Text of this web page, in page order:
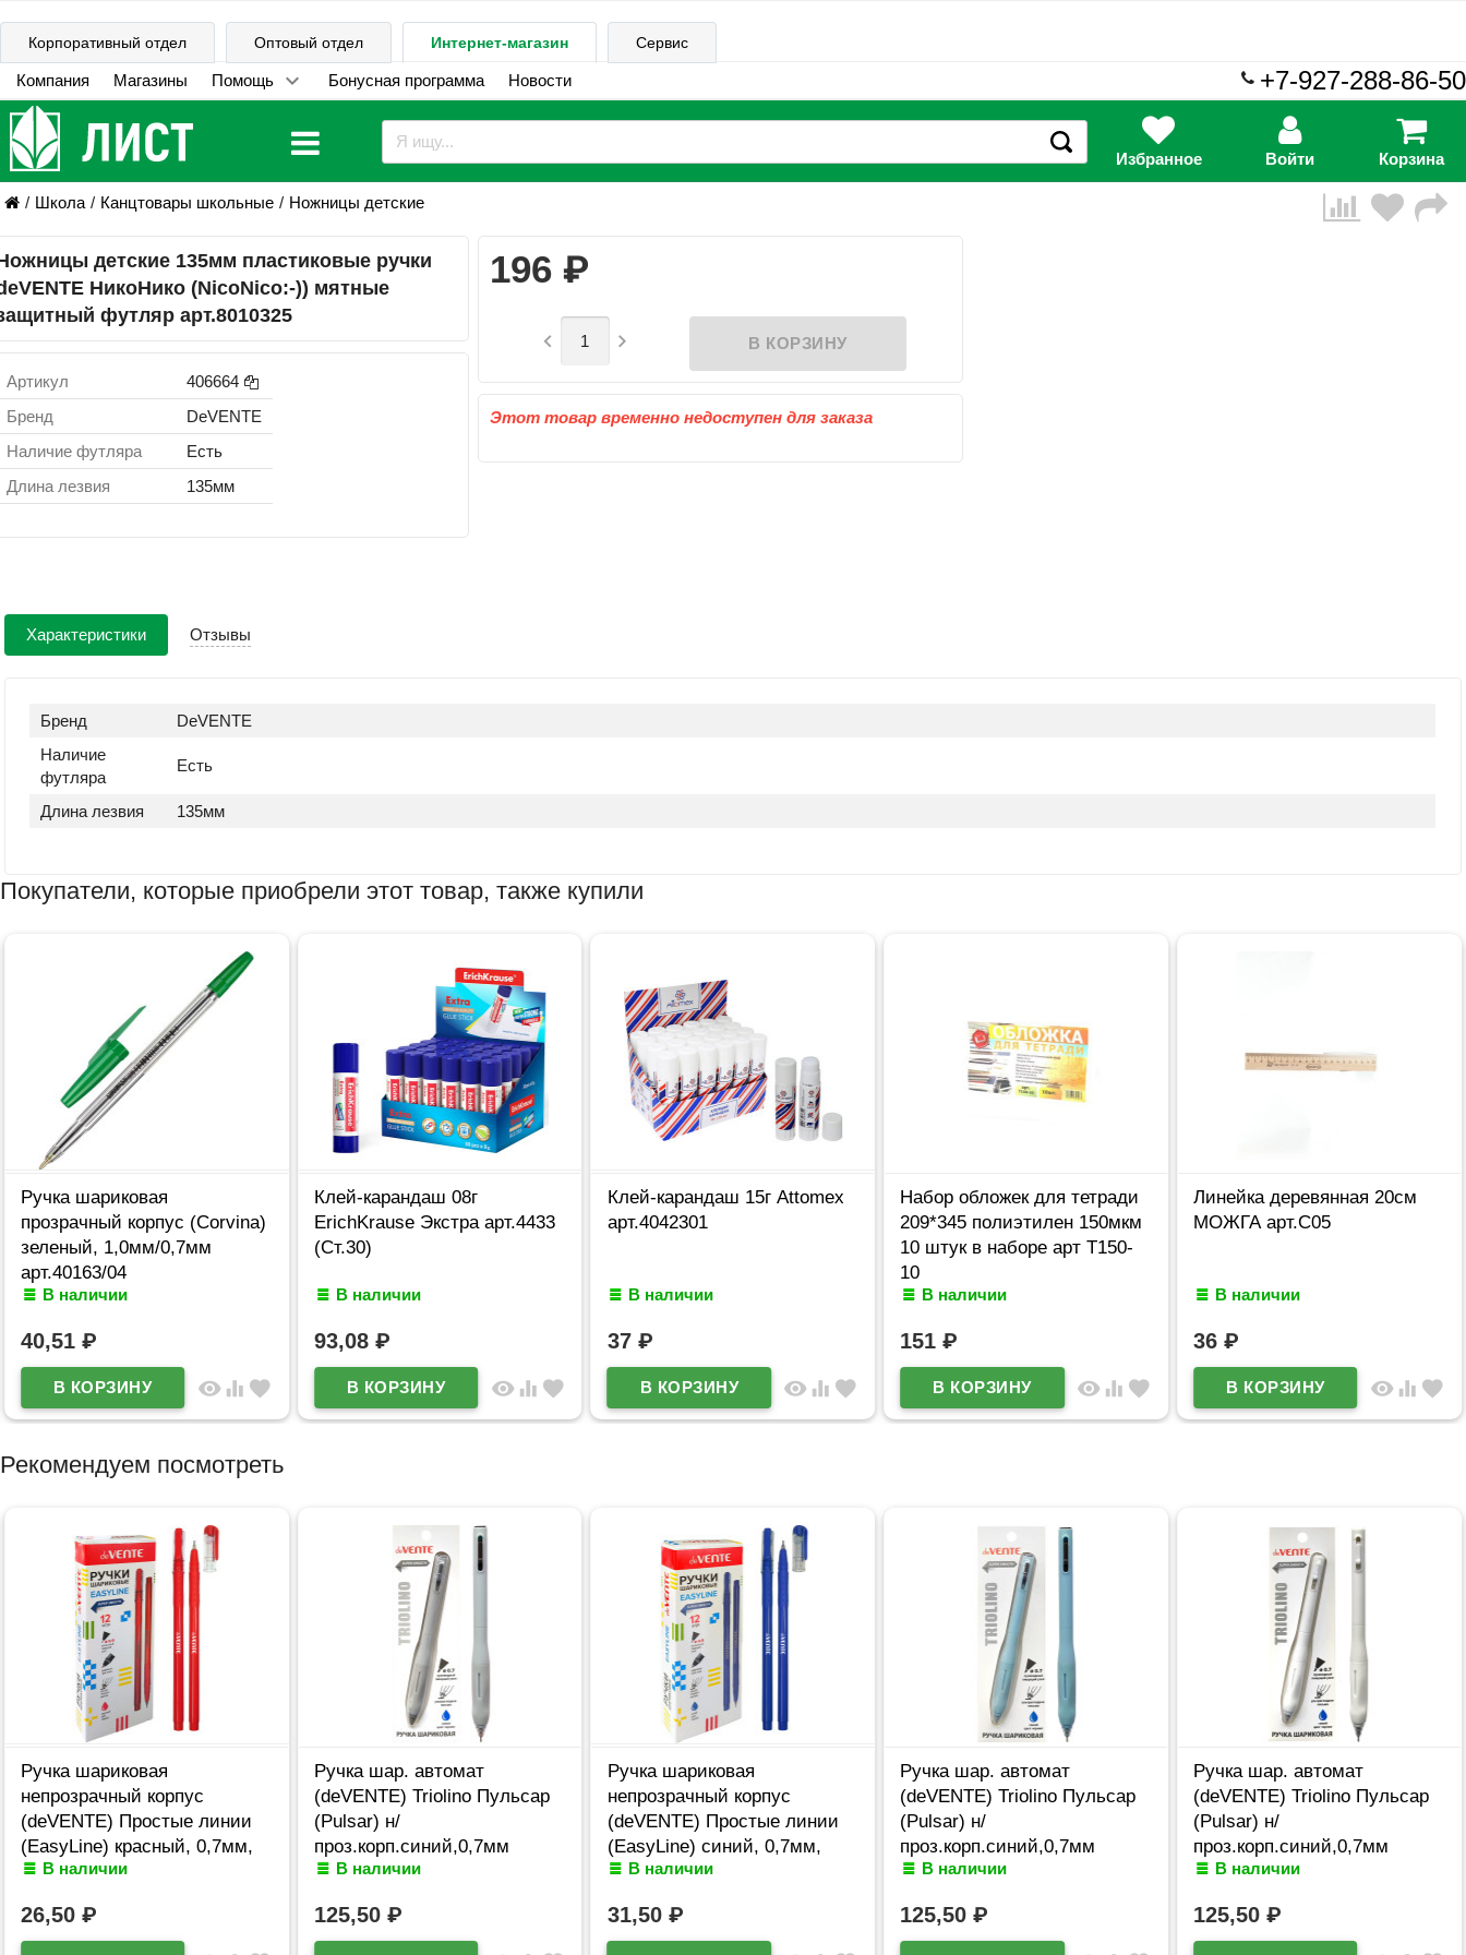
Корпоративный отдел Оптовый отдел Интернет-магазин Сервис
Компания Магазины Помощь Бонусная программа Новости +7-927-288-86-50
Избранное Войти Корзина
Школа Канцтовары школьные Ножницы детские
детские 135мм пластиковые ручки
НикоНико (NicoNico:-)) мятные
футляр арт.8010325
Артикул
406664
Бренд
DeVENTE
Наличие футляра
Есть
Длина лезвия
135мм
196 ₽
 
Этот товар временно недоступен для заказа
Характеристики Отзывы
Бренд
DeVENTE
Наличие
футляра
Есть
Длина лезвия 135мм
Покупатели, которые приобрели этот товар, также купили
Ручка шариковая
прозрачный корпус (Corvina)
зеленый, 1,0мм/0,7мм
арт.40163/04
В наличии
40,51 ₽
visibility equalizer favorite
Клей-карандаш 08г
ErichKrause Экстра арт.4433
(Ст.30)
В наличии
93,08 ₽
visibility equalizer favorite
Клей-карандаш 15г Attomex
арт.4042301
В наличии
37 ₽
visibility equalizer favorite
Набор обложек для тетради
209*345 полиэтилен 150мкм
10 штук в наборе арт Т150-
10
В наличии
151₽
visibility equalizer favorite
Линейка деревянная 20см
МОЖГА арт.С05
В наличии
36₽
visibility equalizer favorite
Рекомендуем посмотреть
Ручка шариковая
непрозрачный корпус
(deVENTE) Простые линии
(EasyLine) красный, 0,7мм,
игла красный корпус
В наличии
26,50 ₽
Ручка шар. автомат
(deVENTE) Triolino Пульсар
(Pulsar) н/
проз.корп.синий,0,7мм
арт.5070611 (Ст12)
В наличии
125,50 ₽
Ручка шариковая
непрозрачный корпус
(deVENTE) Простые линии
(EasyLine) синий, 0,7мм,
игла синий корпус
В наличии
31,50 ₽
Ручка шар. автомат
(deVENTE) Triolino Пульсар
(Pulsar) н/
проз.корп.синий,0,7мм
арт.5070610 (Ст12)
В наличии
125,50₽
Ручка шар. автомат
(deVENTE) Triolino Пульсар
(Pulsar) н/
проз.корп.синий,0,7мм
арт.5070609 (Ст12)
В наличии
125,50₽